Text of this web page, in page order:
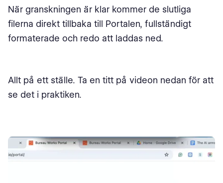
När granskningen är klar kommer de slutliga
filerna direkt tillbaka till Portalen, fullständigt
formaterade och redo att laddas ned.
Allt på ett ställe. Ta en titt på videon nedan för att
se det i praktiken.